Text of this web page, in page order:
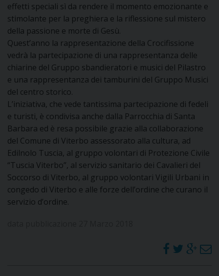
effetti speciali sì da rendere il momento emozionante e
stimolante per la preghiera e la riflessione sul mistero
della passione e morte di Gesù.
Quest’anno la rappresentazione della Crocifissione
vedrà la partecipazione di una rappresentanza delle
chiarine del Gruppo sbandieratori e musici del Pilastro
e una rappresentanza dei tamburini del Gruppo Musici
del centro storico.
L’iniziativa, che vede tantissima partecipazione di fedeli
e turisti, è condivisa anche dalla Parrocchia di Santa
Barbara ed è resa possibile grazie alla collaborazione
del Comune di Viterbo assessorato alla cultura, ad
Edilnolo Tuscia, al gruppo volontari di Protezione Civile
“Tuscia Viterbo”, al servizio sanitario dei Cavalieri del
Soccorso di Viterbo, al gruppo volontari Vigili Urbani in
congedo di Viterbo e alle forze dell’ordine che curano il
servizio d’ordine.